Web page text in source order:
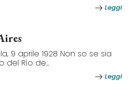
Leggi
9 aprile 1928 Non so se sia
del Rìo de...
Leggi